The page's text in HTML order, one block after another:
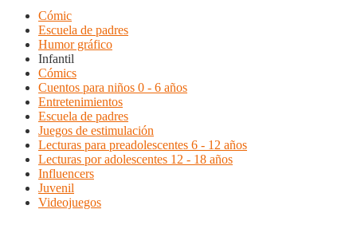
Cómic
Escuela de padres
Humor gráfico
Infantil
Cómics
Cuentos para niños 0 - 6 años
Entretenimientos
Escuela de padres
Juegos de estimulación
Lecturas para preadolescentes 6 - 12 años
Lecturas por adolescentes 12 - 18 años
Influencers
Juvenil
Videojuegos